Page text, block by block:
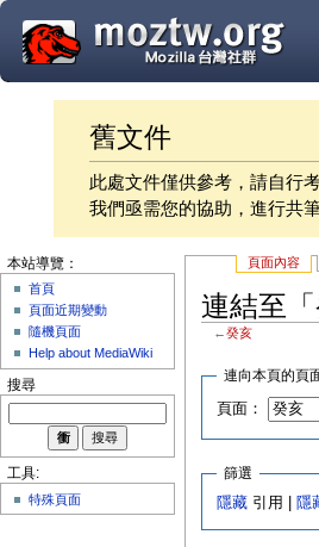
舊文件
此處文件僅供參考，請自行
我們亟需您的協助，進行共
頁面內容
連結至
←癸亥
連向本頁的頁
頁面：
篩選
隱藏 引用 | 隱
本站導覽：
首頁
頁面近期變動
隨機頁面
Help about MediaWiki
搜尋
工具:
特殊頁面